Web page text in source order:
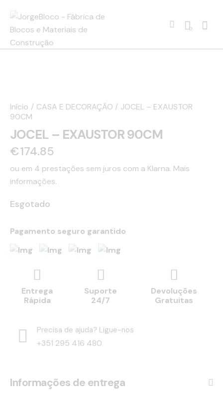
0
Início CASA E DECORAÇÃO
JOCEL – EXAUSTOR
90CM
JOCEL – EXAUSTOR 90CM
€174.85
ou em 4 prestações sem juros com a Klarna. Mais
informações.
Esgotado
Pagamento seguro garantido
Entrega
Rápida
Suporte
24/7
Devoluções
Gratuitas
Precisa de ajuda? Ligue-nos
+351 295 416 480
Informações de entrega